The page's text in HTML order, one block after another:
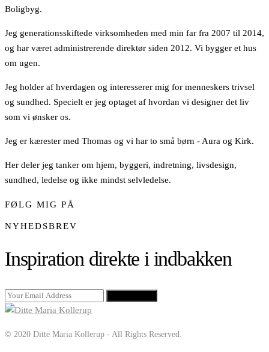
Boligbyg.
Jeg generationsskiftede virksomheden med min far fra 2007 til 2014,
og har været administrerende direktør siden 2012. Vi bygger et hus
om ugen.
Jeg holder af hverdagen og interesserer mig for menneskers trivsel
og sundhed. Specielt er jeg optaget af hvordan vi designer det liv
som vi ønsker os.
Jeg er kærester med Thomas og vi har to små børn - Aura og Kirk.
Her deler jeg tanker om hjem, byggeri, indretning, livsdesign,
sundhed, ledelse og ikke mindst selvledelse.
FØLG MIG PÅ
NYHEDSBREV
Inspiration direkte i indbakken
© 2020 Ditte Maria Kollerup - All Rights Reserved.